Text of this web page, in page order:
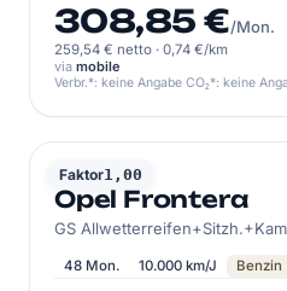
308,85 €/Mon.
259,54 € netto · 0,74 €/km
via mobile
Verbr.*: keine Angabe CO₂*: keine
Faktor1,00
OPEL
Opel Frontera
GS
48 Mon. 10.000 km/J Benzin